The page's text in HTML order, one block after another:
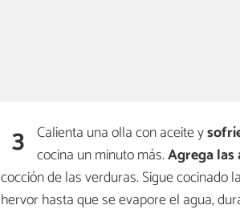
3 Calienta una olla con aceite y
cocina un minuto más.Agrega las
cocción de las verduras. Sigue
hervor hasta que se evapore el agua,